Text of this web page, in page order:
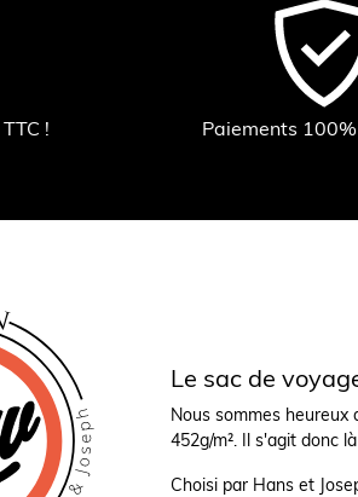
! Paiements
Le sac de
Nous sommes heureux
452g/m². Il s'agit donc
Choisi par Hans et